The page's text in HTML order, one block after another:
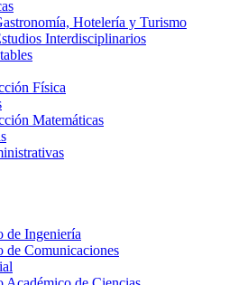
Hotelería y Turismo
Interdisciplinarios
Física
Matemáticas
de Ingeniería
de Comunicaciones